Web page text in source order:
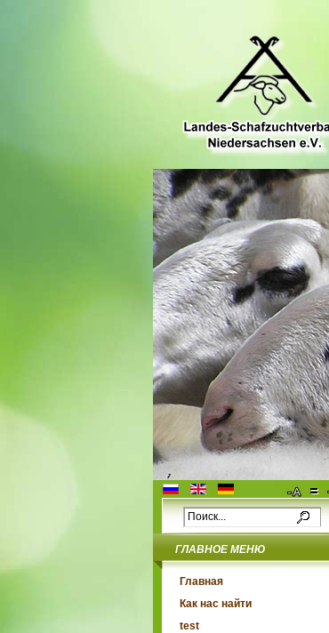
ГЛАВНОЕ МЕНЮ
Главная
Как нас найти
test